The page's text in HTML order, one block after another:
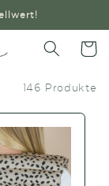
146 Produkte